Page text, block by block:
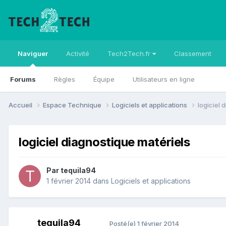
Naviguer
Forums Règles Équipe Utilisateurs en ligne
Activité Tech2Tech.fr Classement
Accueil Espace Technique Logiciels et applications logiciel
logiciel diagnostique matériels
Par tequila94
1 février 2014 dans Logiciels et applications
tequila94 Posté(e) 1 février 2014